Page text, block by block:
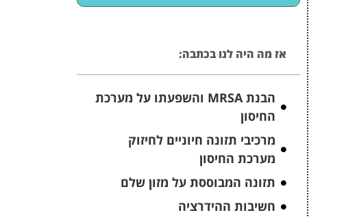
אז מה היה לנו בכתבה:
הבנת MRSA והשפעתו על מערכת
החיסון
מרכיבי תזונה חיוניים לחיזוק
מערכת החיסון
תזונה המבוססת על מזון שלם
חשיבות ההידרציה